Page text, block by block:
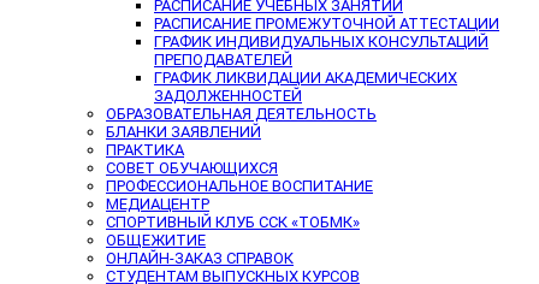
РАСПИСАНИЕ УЧЕБНЫХ ЗАНЯТИЙ
РАСПИСАНИЕ ПРОМЕЖУТОЧНОЙ АТТЕСТАЦИИ
ГРАФИК ИНДИВИДУАЛЬНЫХ КОНСУЛЬТАЦИЙ
ПРЕПОДАВАТЕЛЕЙ
ГРАФИК ЛИКВИДАЦИИ АКАДЕМИЧЕСКИХ
ЗАДОЛЖЕННОСТЕЙ
ОБРАЗОВАТЕЛЬНАЯ ДЕЯТЕЛЬНОСТЬ
БЛАНКИ ЗАЯВЛЕНИЙ
ПРАКТИКА
СОВЕТ ОБУЧАЮЩИХСЯ
ПРОФЕССИОНАЛЬНОЕ ВОСПИТАНИЕ
МЕДИАЦЕНТР
СПОРТИВНЫЙ КЛУБ ССК «ТОБМК»
ОБЩЕЖИТИЕ
ОНЛАЙН-ЗАКАЗ СПРАВОК
СТУДЕНТАМ ВЫПУСКНЫХ КУРСОВ